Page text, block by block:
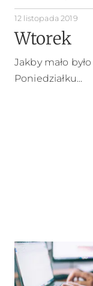
12 listopada 2019
Wtorek
Jakby mało było
Poniedziałku...